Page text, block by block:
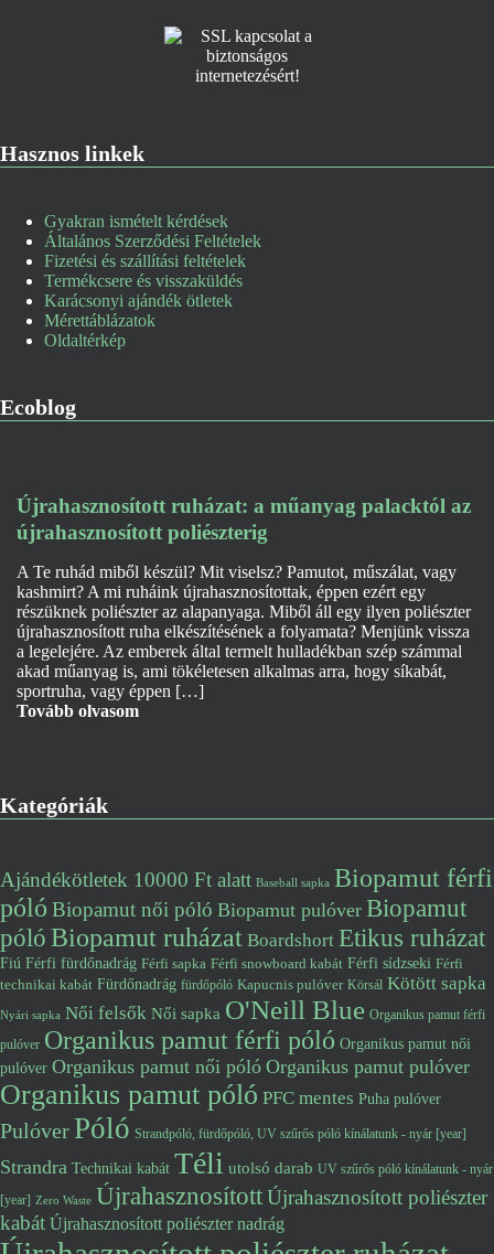
Hasznos linkek
Gyakran ismételt kérdések
Általános Szerződési Feltételek
Fizetési és szállítási feltételek
Termékcsere és visszaküldés
Karácsonyi ajándék ötletek
Mérettáblázatok
Oldaltérkép
Ecoblog
Újrahasznosított ruházat: a műanyag palacktól az
újrahasznosított poliészterig
A Te ruhád miből készül? Mit viselsz? Pamutot, műszálat, vagy
kashmirt? A mi ruháink újrahasznosítottak, éppen ezért egy
részüknek poliészter az alapanyaga. Miből áll egy ilyen poliészter
újrahasznosított ruha elkészítésének a folyamata? Menjünk vissza
a legelejére. Az emberek által termelt hulladékban szép számmal
akad műanyag is, ami tökéletesen alkalmas arra, hogy síkabát,
sportruha, vagy éppen […]
Tovább olvasom
Kategóriák
Ajándékötletek 10000 Ft alatt Baseball sapka Biopamut férfi
póló Biopamut női póló Biopamut pulóver Biopamut
pólóBiopamut ruházat Boardshort Etikus ruházat
Fiú Férfi fürdőnadrág Férfi sapka Férfi snowboard kabát Férfi sídzseki Férfi
technikai kabát Fürdőnadrág fürdőpóló Kapucnis pulóver Körsál Kötött sapka
Nyári sapka Női felsők Női sapka O'Neill Blue Organikus pamut férfi
pulóver Organikus pamut férfi póló Organikus pamut női
pulóver Organikus pamut női póló Organikus pamut pulóver
Organikus pamut póló PFC mentes Puha pulóver
PulóverPóló Strandpóló, fürdőpóló, UV szűrős póló kínálatunk - nyár [year]
Strandra Technikai kabát Téli utolsó darab UV szűrős póló kínálatunk - nyár
[year] Zero Waste ÚjrahasznosítottÚjrahasznosított poliészter
kabát Újrahasznosított poliészter nadrág